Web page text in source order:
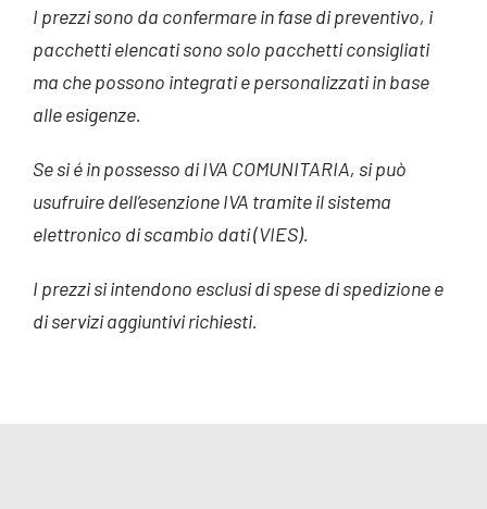
I prezzi sono da confermare in fase di preventivo, i
pacchetti elencati sono solo pacchetti consigliati
ma che possono integrati e personalizzati in base
alle esigenze.
Se si é in possesso di IVA COMUNITARIA, si può
usufruire dell’esenzione IVA tramite il sistema
elettronico di scambio dati (VIES).
I prezzi si intendono esclusi di spese di spedizione e
di servizi aggiuntivi richiesti.